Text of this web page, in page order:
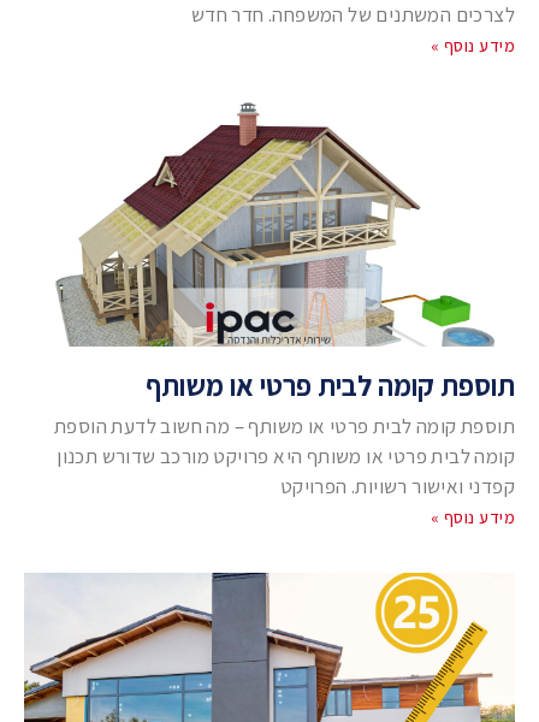
לצרכים המשתנים של המשפחה. חדר חדש
מידע נוסף »
תוספת קומה לבית פרטי או משותף
תוספת קומה לבית פרטי או משותף – מה חשוב לדעת הוספת
קומה לבית פרטי או משותף היא פרויקט מורכב שדורש תכנון
קפדני ואישור רשויות. הפרויקט
מידע נוסף »